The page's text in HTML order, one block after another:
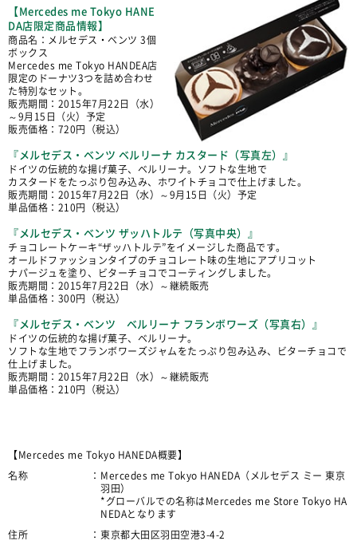
【Mercedes me Tokyo HANE
DA店限定商品情報】
商品名：メルセデス・ベンツ 3個
ボックス
Mercedes me Tokyo HANDEA店
限定のドーナツ3つを詰め合わせ
た特別なセット。
販売期間：2015年7月22日（水）
～9月15日（火）予定
販売価格：720円（税込）
『メルセデス・ベンツ ベルリーナ カスタード（写真左）』
ドイツの伝統的な揚げ菓子、ベルリーナ。ソフトな生地で
カスタードをたっぷり包み込み、ホワイトチョコで仕上げました。
販売期間：2015年7月22日（水）～9月15日（火）予定
単品価格：210円（税込）
『メルセデス・ベンツ ザッハトルテ（写真中央）』
チョコレートケーキ“ザッハトルテ”をイメージした商品です。
オールドファッションタイプのチョコレート味の生地にアプリコット
ナパージュを塗り、ビターチョコでコーティングしました。
販売期間：2015年7月22日（水）～継続販売
単品価格：300円（税込）
『メルセデス・ベンツ ベルリーナ フランボワーズ（写真右）』
ドイツの伝統的な揚げ菓子、ベルリーナ。
ソフトな生地でフランボワーズジャムをたっぷり包み込み、ビターチョコで
仕上げました。
販売期間：2015年7月22日（水）～継続販売
単品価格：210円（税込）
【Mercedes me Tokyo HANEDA概要】
名称 ： Mercedes me Tokyo HANEDA（メルセデス ミー 東京
羽田）
*グローバルでの名称はMercedes me Store Tokyo HA
NEDAとなります
住所 ： 東京都大田区羽田空港3-4-2